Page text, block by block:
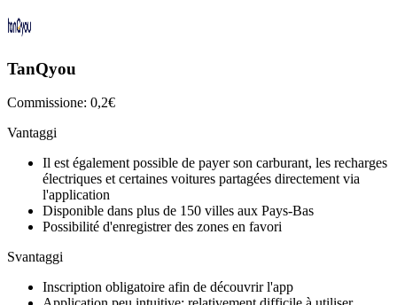
TanQyou
Commissione: 0,2€
Vantaggi
Il est également possible de payer son carburant, les recharges
électriques et certaines voitures partagées directement via
l'application
Disponible dans plus de 150 villes aux Pays-Bas
Possibilité d'enregistrer des zones en favori
Svantaggi
Inscription obligatoire afin de découvrir l'app